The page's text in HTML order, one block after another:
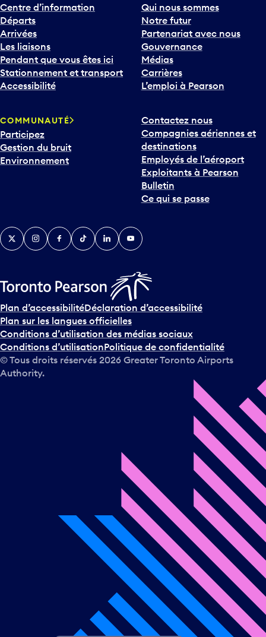
Centre d’information
Départs
Arrivées
Les liaisons
Pendant que vous êtes ici
Stationnement et transport
Accessibilité
Qui nous sommes
Notre futur
Partenariat avec nous
Gouvernance
Médias
Carrières
L’emploi à Pearson
COMMUNAUTÉ
Participez
Gestion du bruit
Environnement
Contactez nous
Compagnies aériennes et
destinations
Employés de l’aéroport
Exploitants à Pearson
Bulletin
Ce qui se passe
TwitterInstagramFacebook
TikTokLinkedInYouTube
Plan d’accessibilitéDéclaration d’accessibilité
Plan sur les langues officielles
Conditions d’utilisation des médias sociaux
Conditions d’utilisationPolitique de confidentialité
© Tous droits réservés 2026 Greater Toronto Airports
Authority.